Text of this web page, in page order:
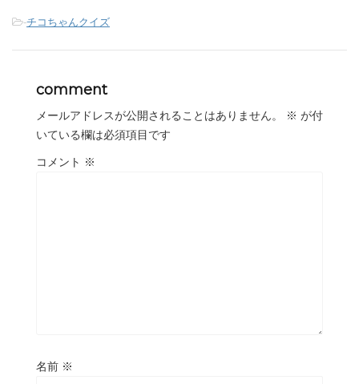
-チコちゃんクイズ
comment
メールアドレスが公開されることはありません。 ※ が付
いている欄は必須項目です
コメント ※
名前 ※